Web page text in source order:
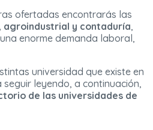
ofertadas encontrarás las
agroindustrial y contaduría,
enorme demanda laboral,
universidad que existe en
leyendo, a continuación,
de las universidades de